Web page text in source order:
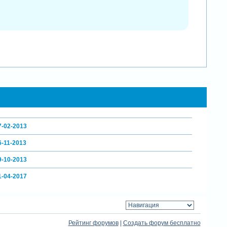
02-2013
11-2013
10-2013
04-2017
Рейтинг форумов| Создать форум бесплатно